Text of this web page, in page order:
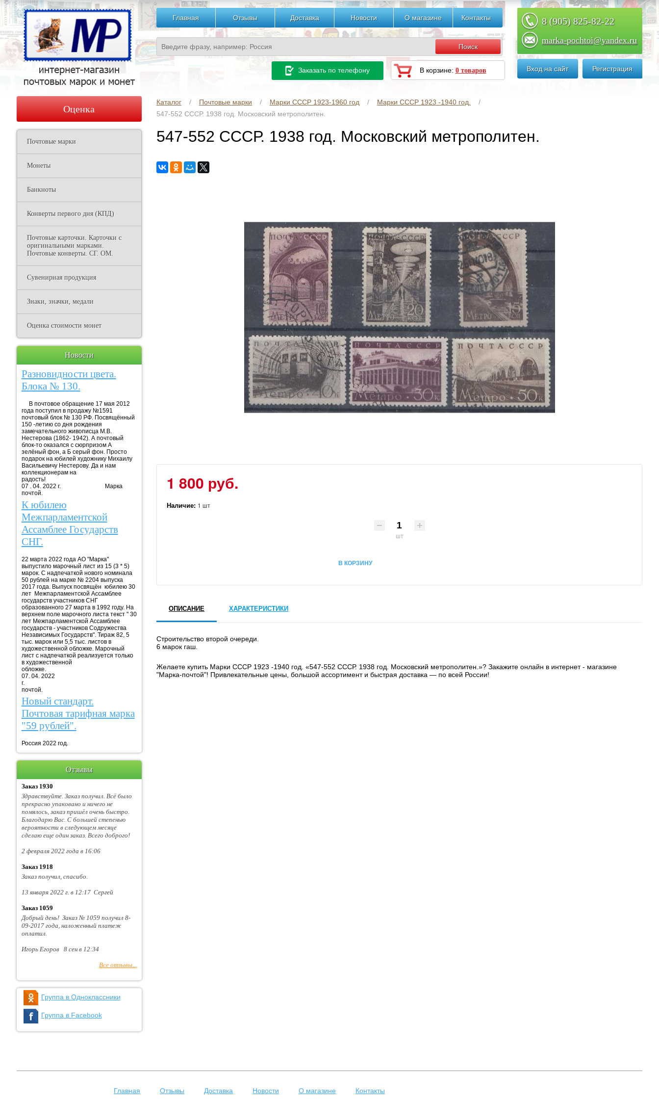
Главная Отзывы Доставка Новости О магазине Контакты 8 (905) 825-82-22
marka-pochtoi@yandex.ru
Вход на сайт Регистрация
Заказать по телефону В корзине: 0 товаров
Каталог Почтовые марки Марки СССР 1923-1960 год
Марки СССР 1923 -1940 год.
547-552 СССР. 1938 год. Московский метрополитен.
547-552 СССР. 1938 год. Московский метрополитен.
1 800 руб.
Наличие: 1 шт
шт
В КОРЗИНУ
ОПИСАНИЕ ХАРАКТЕРИСТИКИ
Строительство второй очереди.
6 марок гаш.
Желаете купить Марки СССР 1923 -1940 год. «547-552 СССР. 1938 год. Московский метрополитен.»? Закажите онлайн в интернет - магазине
"Марка-почтой"! Привлекательные цены, большой ассортимент и быстрая доставка — по всей России!
Оценка
Почтовые марки
Монеты
Банкноты
Конверты первого дня (КПД)
Почтовые карточки. Карточки с
оригинальными марками.
Почтовые конверты. СГ. ОМ.
Сувенирная продукция
Знаки, значки, медали
Оценка стоимости монет
Новости
Разновидности цвета.
Блока № 130.
В почтовое обращение 17 мая 2012
года поступил в продажу №1591
почтовый блок № 130 РФ. Посвящённый
150 -летию со дня рождения
замечательного живописца М.В.
Нестерова (1862- 1942). А почтовый
блок-то оказался с сюрпризом А
зелёный фон, а Б серый фон. Просто
подарок на юбилей художнику Михаилу
Васильевичу Нестерову. Да и нам
коллекционерам на
радость!
07 . 04. 2022 г. Марка
почтой.
К юбилею
Межпарламентской
Ассамблее Государств
СНГ.
22 марта 2022 года АО "Марка"
выпустило марочный лист из 15 (3 * 5)
марок. С надпечаткой нового номинала
50 рублей на марке № 2204 выпуска
2017 года. Выпуск посвящён юбилею 30
лет Межпарламентской Ассамблее
государств участников СНГ
образованного 27 марта в 1992 году. На
верхнем поле марочного листа текст " 30
лет Межпарламентской Ассамблее
государств - участников Содружества
Независимых Государств". Тираж 82, 5
тыс. марок или 5,5 тыс. листов в
художественной обложке. Марочный
лист с надпечаткой реализуется только
в художественной
обложке.
07. 04. 2022
г. Марка
почтой.
Новый стандарт.
Почтовая тарифная марка
"59 рублей".
Россия 2022 год.
Отзывы
Заказ 1930
Здравствуйте. Заказ получил. Всё было
прекрасно упаковано и ничего не
помялось, заказ пришёл очень быстро.
Благодарю Вас. С большей степенью
вероятности в следующем месяце
сделаю еще один заказ. Всего доброго!
2 февраля 2022 года в 16:06
Заказ 1918
Заказ получил, спасибо.
13 января 2022 г. в 12:17 Сергей
Заказ 1059
Добрый день! Заказ № 1059 получил 8-
09-2017 года, наложенный платеж
оплатил.
Игорь Егоров 8 сен в 12:34
Все отзывы...
Группа в Одноклассники
Группа в Facebook
Главная Отзывы Доставка Новости О магазине Контакты